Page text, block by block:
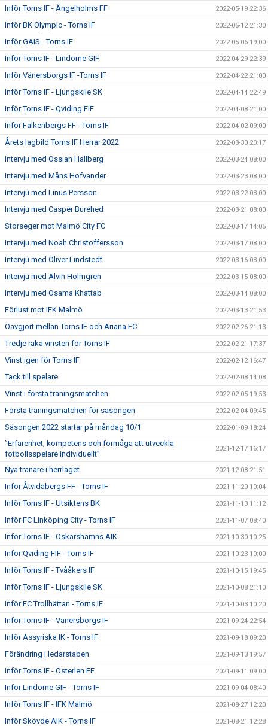
Inför Torns IF - Ängelholms FF 2022-05-19 22:36
Inför BK Olympic - Torns IF 2022-05-12 21:30
Inför GAIS - Torns IF 2022-05-06 19:00
Inför Torns IF - Lindome GIF 2022-04-29 22:39
Inför Vänersborgs IF -Torns IF 2022-04-22 21:00
Inför Torns IF - Ljungskile SK 2022-04-14 22:49
Inför Torns IF - Qviding FIF 2022-04-08 21:00
Inför Falkenbergs FF - Torns IF 2022-04-02 09:00
Årets lagbild Torns IF Herrar 2022 2022-03-30 20:17
Intervju med Ossian Hallberg 2022-03-24 08:00
Intervju med Måns Hofvander 2022-03-23 08:00
Intervju med Linus Persson 2022-03-22 08:00
Intervju med Casper Burehed 2022-03-21 08:00
Storseger mot Malmö City FC 2022-03-17 14:05
Intervju med Noah Christoffersson 2022-03-17 08:00
Intervju med Oliver Lindstedt 2022-03-16 08:00
Intervju med Alvin Holmgren 2022-03-15 08:00
Intervju med Osama Khattab 2022-03-14 08:00
Förlust mot IFK Malmö 2022-03-13 21:53
Oavgjort mellan Torns IF och Ariana FC 2022-02-26 21:13
Tredje raka vinsten för Torns IF 2022-02-21 17:37
Vinst igen för Torns IF 2022-02-12 16:47
Tack till spelare 2022-02-08 14:08
Vinst i första träningsmatchen 2022-02-05 19:53
Första träningsmatchen för säsongen 2022-02-04 09:45
Säsongen 2022 startar på måndag 10/1 2022-01-09 18:24
”Erfarenhet, kompetens och förmåga att utveckla
fotbollsspelare individuellt”
2021-12-17 16:17
Nya tränare i herrlaget 2021-12-08 21:51
Inför Åtvidabergs FF - Torns IF 2021-11-20 10:04
Inför Torns IF - Utsiktens BK 2021-11-13 11:12
Inför FC Linköping City - Torns IF 2021-11-07 08:40
Inför Torns IF - Oskarshamns AIK 2021-10-30 10:25
Inför Qviding FIF - Torns IF 2021-10-23 10:00
Inför Torns IF - Tvååkers IF 2021-10-15 19:45
Inför Torns IF - Ljungskile SK 2021-10-08 21:10
Inför FC Trollhättan - Torns IF 2021-10-03 10:20
Inför Torns IF - Vänersborgs IF 2021-09-24 22:54
Inför Assyriska IK - Torns IF 2021-09-18 09:20
Förändring i ledarstaben 2021-09-13 19:57
Inför Torns IF - Österlen FF 2021-09-11 09:00
Inför Lindome GIF - Torns IF 2021-09-04 08:40
Inför Torns IF - IFK Malmö 2021-08-27 12:20
Inför Skövde AIK - Torns IF 2021-08-21 12:28